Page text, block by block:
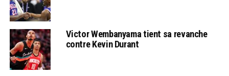
Victor Wembanyama tient sa revanche
contre Kevin Durant